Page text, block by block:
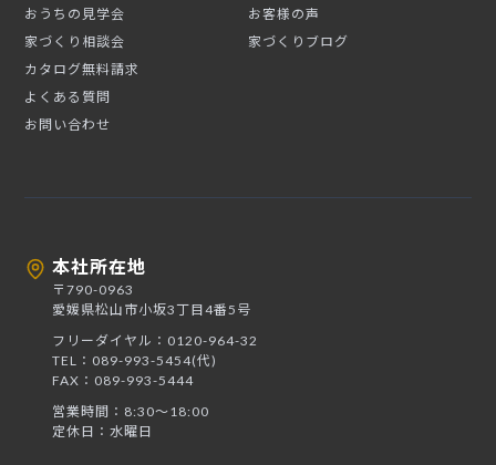
おうちの見学会
家づくり相談会
カタログ無料請求
よくある質問
お問い合わせ
お客様の声
家づくりブログ
本社所在地
〒790-0963
愛媛県松山市小坂3丁目4番5号
フリーダイヤル：0120-964-32
TEL：089-993-5454(代)
FAX：089-993-5444
営業時間：8:30〜18:00
定休日：水曜日